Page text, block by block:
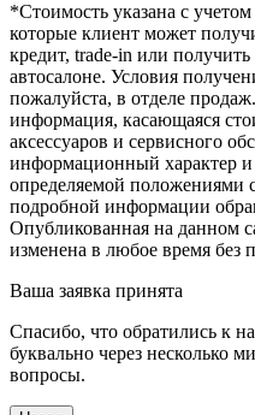
*Стоимость указана с
которые клиент может
кредит, trade-in или
автосалоне. Условия
пожалуйста, в отделе
информация, касающаяся
аксессуаров и сервисного
информационный характер и
определяемой положениями
подробной информации
Опубликованная на данном
изменена в любое время без
Ваша заявка принята
Спасибо, что обратились к
буквально через несколько
вопросы.